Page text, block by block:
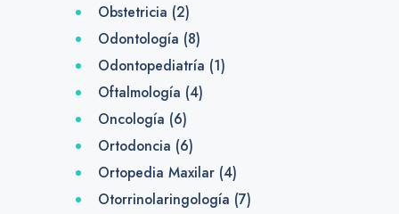
Obstetricia (2)
Odontología (8)
Odontopediatría (1)
Oftalmología (4)
Oncología (6)
Ortodoncia (6)
Ortopedia Maxilar(4)
Otorrinolaringología (7)